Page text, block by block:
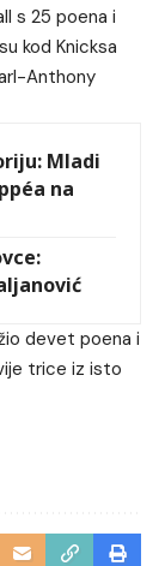
s 25 poena i
kod Knicksa
Anthony
Mladi
na
devet poena i
trice iz isto